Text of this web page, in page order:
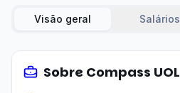
Visão geral Salários
Sobre Compass UOL